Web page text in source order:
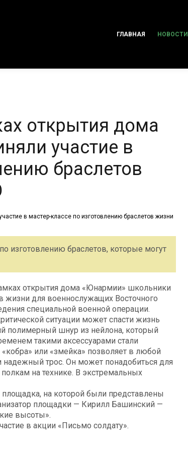
ГЛАВНАЯ НОВОСТИ
открытия дома
участие в
браслетов
изготовлению браслетов, которые могут
открытия дома «Юнармии» школьники
жизни для военнослужащих Восточного
специальной военной операции.
ситуации может спасти жизнь
полимерный шнур из нейлона, который
такими аксессуарами стали
или «змейка» позволяет в любой
надежный трос. Он может понадобиться для
на технике. В экстремальных
на которой были представлены
площадки — Кирилл Башинский —
высоты».
в акции «Письмо солдату».